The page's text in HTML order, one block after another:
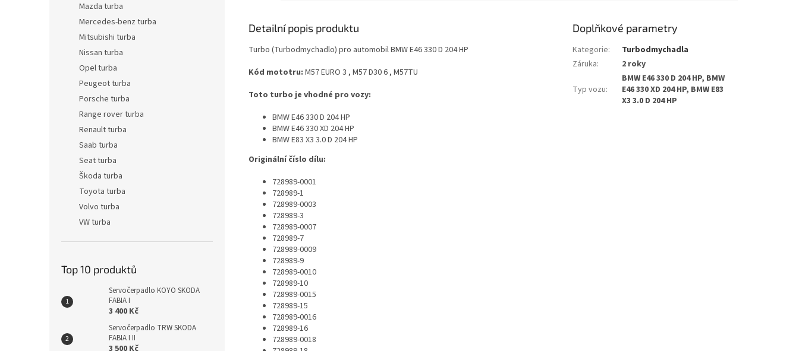
Mazda turba
Mercedes-benz turba
Mitsubishi turba
Nissan turba
Opel turba
Peugeot turba
Porsche turba
Range rover turba
Renault turba
Saab turba
Seat turba
Škoda turba
Toyota turba
Volvo turba
VW turba
Top 10 produktů
Servočerpadlo KOYO SKODA
FABIA I
3 400 Kč
Servočerpadlo TRW SKODA
FABIA I II
3 500 Kč
Detailní popis produktu
Turbo (Turbodmychadlo) pro automobil BMW E46 330 D 204 HP
Kód mototru: M57 EURO 3 , M57 D30 6 , M57TU
Toto turbo je vhodné pro vozy:
BMW E46 330 D 204 HP
BMW E46 330 XD 204 HP
BMW E83 X3 3.0 D 204 HP
Originální číslo dílu:
728989-0001
728989-1
728989-0003
728989-3
728989-0007
728989-7
728989-0009
728989-9
728989-0010
728989-10
728989-0015
728989-15
728989-0016
728989-16
728989-0018
Doplňkové parametry
Kategorie:
Turbodmychadla
Záruka: 2 roky
Typ vozu:
BMW E46 330 D 204 HP, BMW
E46 330 XD 204 HP, BMW E83
X3 3.0 D 204 HP